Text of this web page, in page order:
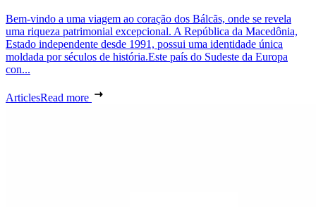
Bem-vindo a uma viagem ao coração dos Bálcãs, onde se revela
uma riqueza patrimonial excepcional. A República da Macedônia,
Estado independente desde 1991, possui uma identidade única
moldada por séculos de história.Este país do Sudeste da Europa
con...
ArticlesRead more